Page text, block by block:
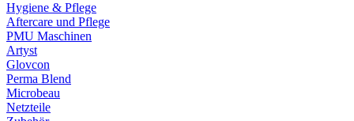
Hygiene & Pflege
Aftercare und Pflege
PMU Maschinen
Artyst
Glovcon
Perma Blend
Microbeau
Netzteile